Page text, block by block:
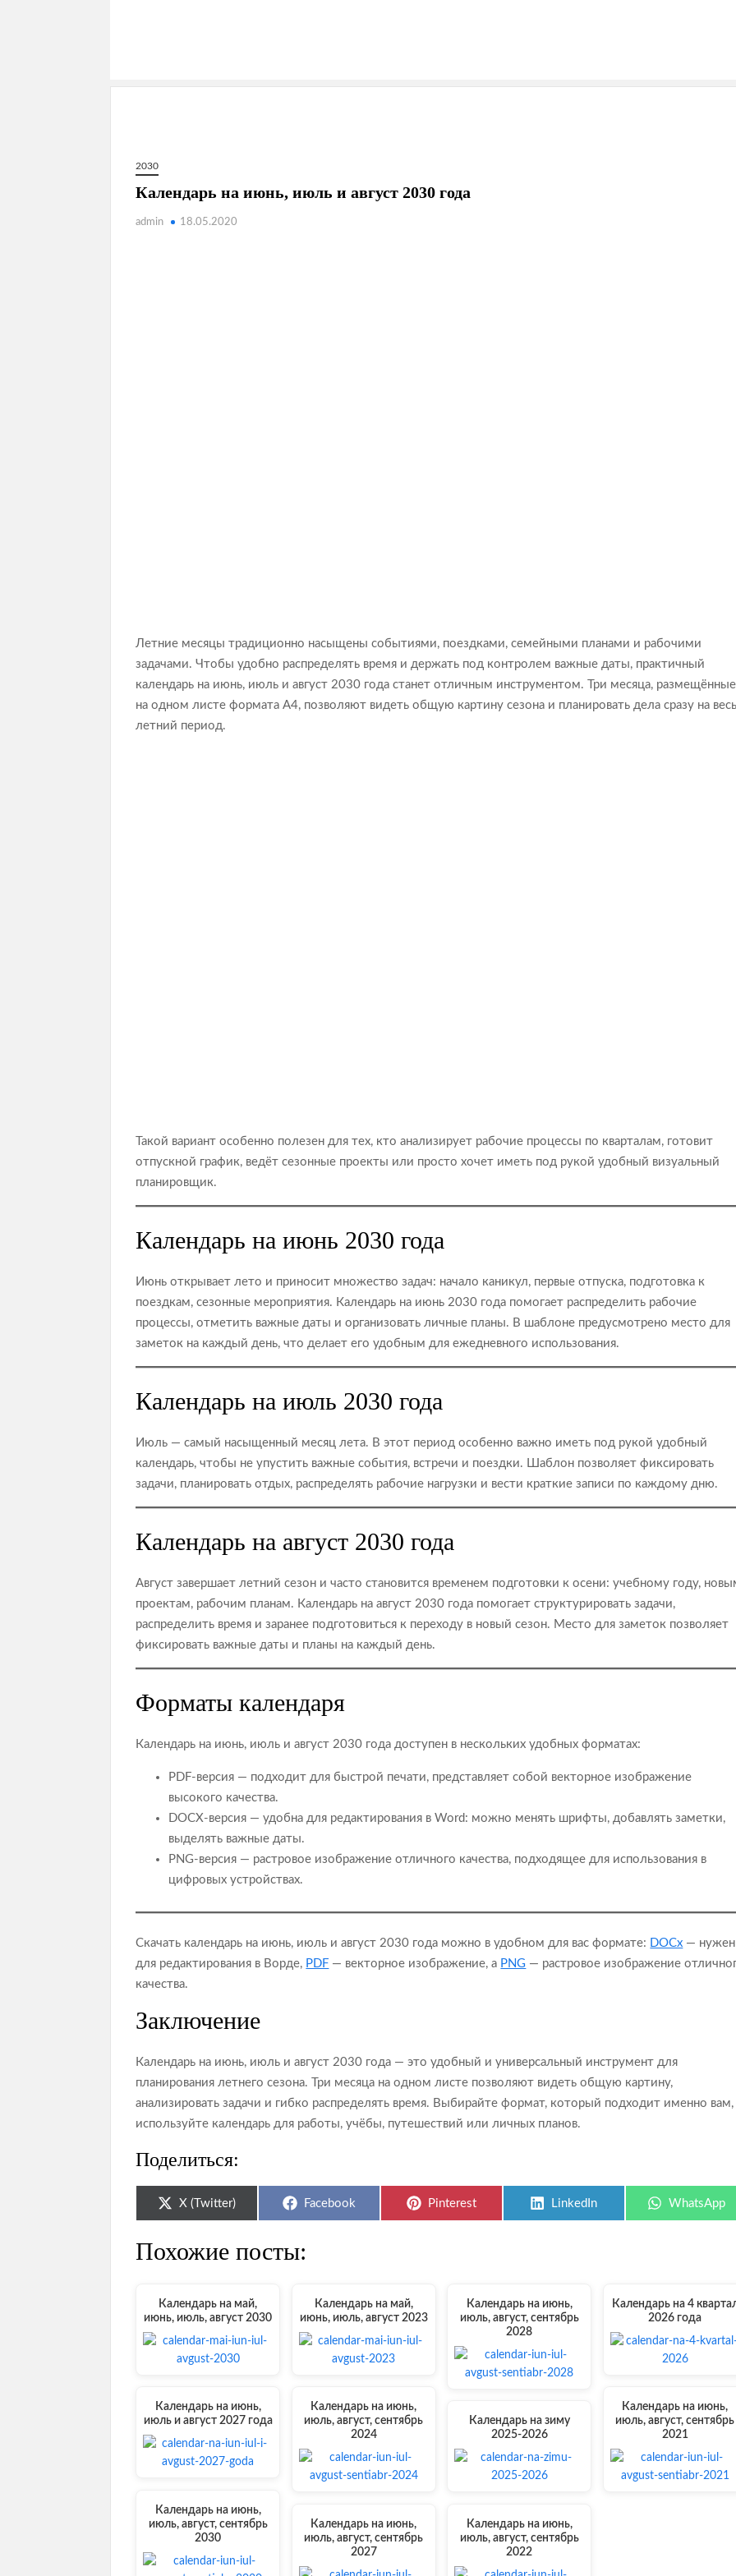
2030
Календарь на июнь, июль и август 2030 года
admin 18.05.2020
Летние месяцы традиционно насыщены событиями, поездками, семейными планами и рабочими
задачами. Чтобы удобно распределять время и держать под контролем важные даты, практичный
календарь на июнь, июль и август 2030 года станет отличным инструментом. Три месяца, размещённые
на одном листе формата А4, позволяют видеть общую картину сезона и планировать дела сразу на
летний период.
Такой вариант особенно полезен для тех, кто анализирует рабочие процессы по кварталам, готовит
отпускной график, ведёт сезонные проекты или просто хочет иметь под рукой удобный визуальный
планировщик.
Календарь на июнь 2030 года
Июнь открывает лето и приносит множество задач: начало каникул, первые отпуска, подготовка к
поездкам, сезонные мероприятия. Календарь на июнь 2030 года помогает распределить рабочие
процессы, отметить важные даты и организовать личные планы. В шаблоне предусмотрено место для
заметок на каждый день, что делает его удобным для ежедневного использования.
Календарь на июль 2030 года
Июль — самый насыщенный месяц лета. В этот период особенно важно иметь под рукой удобный
календарь, чтобы не упустить важные события, встречи и поездки. Шаблон позволяет фиксировать
задачи, планировать отдых, распределять рабочие нагрузки и вести краткие записи по каждому дню.
Календарь на август 2030 года
Август завершает летний сезон и часто становится временем подготовки к осени: учебному году,
проектам, рабочим планам. Календарь на август 2030 года помогает структурировать задачи,
распределить время и заранее подготовиться к переходу в новый сезон. Место для заметок позволяет
фиксировать важные даты и планы на каждый день.
Форматы календаря
Календарь на июнь, июль и август 2030 года доступен в нескольких удобных форматах:
PDF‑версия — подходит для быстрой печати, представляет собой векторное изображение
высокого качества.
DOCX‑версия — удобна для редактирования в Word: можно менять шрифты, добавлять заметки,
выделять важные даты.
PNG‑версия — растровое изображение отличного качества, подходящее для использования в
цифровых устройствах.
Скачать календарь на июнь, июль и август 2030 года можно в удобном для вас формате: DOCx — нужен
для редактирования в Ворде, PDF — векторное изображение, а PNG — растровое изображение
качества.
Заключение
Календарь на июнь, июль и август 2030 года — это удобный и универсальный инструмент для
планирования летнего сезона. Три месяца на одном листе позволяют видеть общую картину,
анализировать задачи и гибко распределять время. Выбирайте формат, который подходит именно
используйте календарь для работы, учёбы, путешествий или личных планов.
Поделиться:
Share
X (Twitter)
Share
Facebook
Share
Pinterest
Share
LinkedIn
Share
WhatsApp
Похожие посты:
Календарь на май,
июнь, июль, август 2030
Календарь на июнь,
июль и август 2027 года
Календарь на июнь,
июль, август, сентябрь
2030
Календарь на май,
июнь, июль, август 2023
Календарь на июнь,
июль, август, сентябрь
2024
Календарь на июнь,
июль, август, сентябрь
2027
Календарь на июнь,
июль, август, сентябрь
2028
Календарь на зиму
2025-2026
Календарь на июнь,
июль, август, сентябрь
2022
Календарь на 4
2026 года
Календарь на июнь,
июль, август, сентябрь
2021